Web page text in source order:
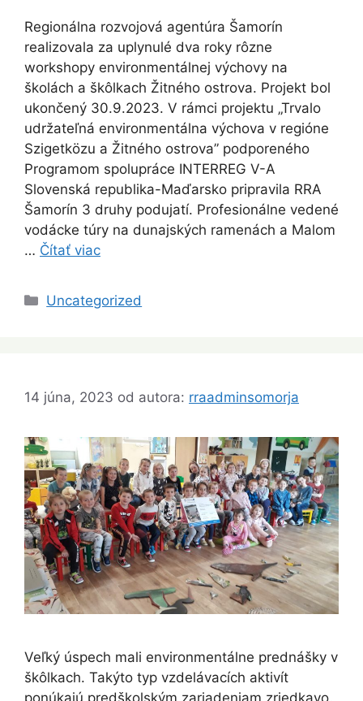
Regionálna rozvojová agentúra Šamorín
realizovala za uplynulé dva roky rôzne
workshopy environmentálnej výchovy na
školách a škôlkach Žitného ostrova. Projekt bol
ukončený 30.9.2023. V rámci projektu „Trvalo
udržateľná environmentálna výchova v regióne
Szigetközu a Žitného ostrova” podporeného
Programom spolupráce INTERREG V-A
Slovenská republika-Maďarsko pripravila RRA
Šamorín 3 druhy podujatí. Profesionálne vedené
vodácke túry na dunajských ramenách a Malom
… Čítať viac
Kategórie
Uncategorized
14 júna, 2023 od autora: rraadminsomorja
Veľký úspech mali environmentálne prednášky v
škôlkach. Takýto typ vzdelávacích aktivít